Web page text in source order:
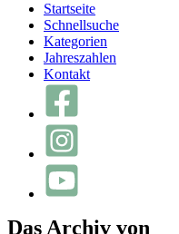
Startseite
Schnellsuche
Kategorien
Jahreszahlen
Kontakt
Das Archiv von